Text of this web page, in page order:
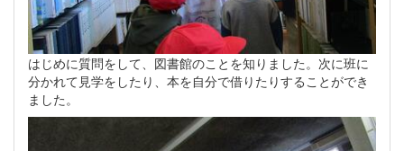
はじめに質問をして、図書館のことを知りました。次に班に
分かれて見学をしたり、本を自分で借りたりすることができ
ました。